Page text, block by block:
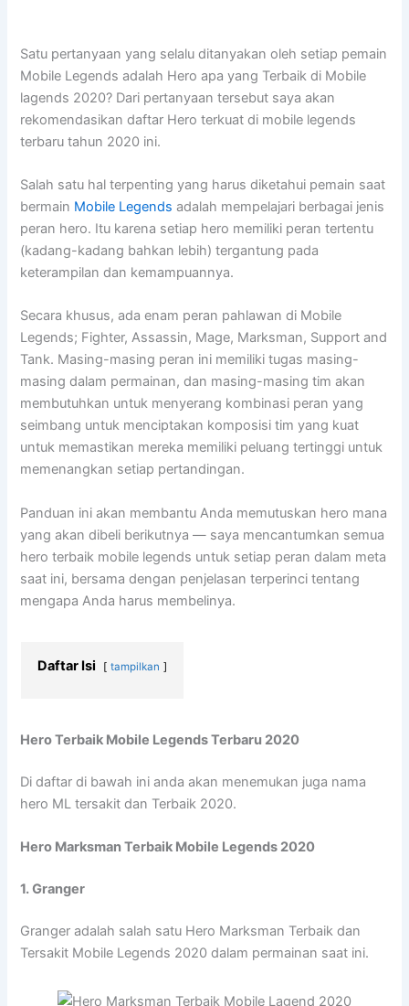
Satu pertanyaan yang selalu ditanyakan oleh setiap pemain
Mobile Legends adalah Hero apa yang Terbaik di Mobile
lagends 2020? Dari pertanyaan tersebut saya akan
rekomendasikan daftar Hero terkuat di mobile legends
terbaru tahun 2020 ini.
Salah satu hal terpenting yang harus diketahui pemain saat
bermain Mobile Legends adalah mempelajari berbagai jenis
peran hero. Itu karena setiap hero memiliki peran tertentu
(kadang-kadang bahkan lebih) tergantung pada
keterampilan dan kemampuannya.
Secara khusus, ada enam peran pahlawan di Mobile
Legends; Fighter, Assassin, Mage, Marksman, Support and
Tank. Masing-masing peran ini memiliki tugas masing-
masing dalam permainan, dan masing-masing tim akan
membutuhkan untuk menyerang kombinasi peran yang
seimbang untuk menciptakan komposisi tim yang kuat
untuk memastikan mereka memiliki peluang tertinggi untuk
memenangkan setiap pertandingan.
Panduan ini akan membantu Anda memutuskan hero mana
yang akan dibeli berikutnya — saya mencantumkan semua
hero terbaik mobile legends untuk setiap peran dalam meta
saat ini, bersama dengan penjelasan terperinci tentang
mengapa Anda harus membelinya.
Daftar Isi tampilkan
Hero Terbaik Mobile Legends Terbaru 2020
Di daftar di bawah ini anda akan menemukan juga nama
hero ML tersakit dan Terbaik 2020.
Hero Marksman Terbaik Mobile Legends 2020
1. Granger
Granger adalah salah satu Hero Marksman Terbaik dan
Tersakit Mobile Legends 2020 dalam permainan saat ini.